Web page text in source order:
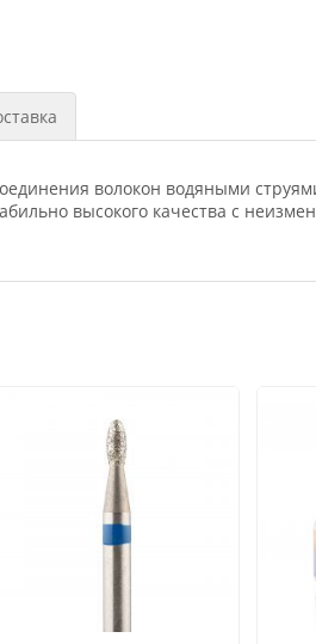
волокон водяными
высокого качества с